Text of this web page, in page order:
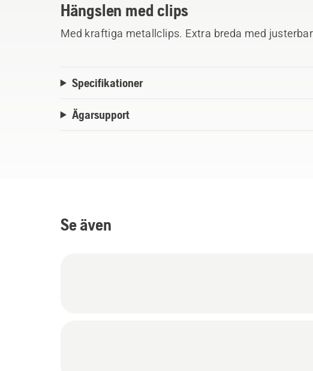
Hängslen med clips
Med kraftiga metallclips. Extra breda med
Specifikationer
Ägarsupport
Se även